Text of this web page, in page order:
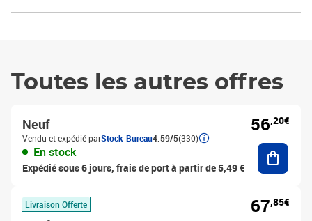
Toutes les autres offres
Neuf
Vendu et expédié parStock-Bureau4.59/5(330)
En stock
Expédié sous 6 jours, frais de port à partir de 5,49 €
56,20€
Livraison Offerte 67,85€